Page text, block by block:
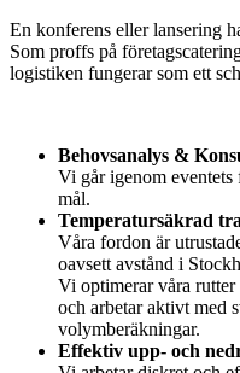
En konferens eller lansering
Som proffs på
logistiken fungerar som ett
Behovsanalys &
Vi går igenom
mål.
Temperatursäkrad
Våra fordon är
oavsett avstånd i
Vi optimerar våra
och arbetar aktivt med
volymberäkningar.
Effektiv upp- och